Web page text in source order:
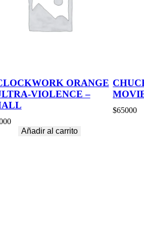
ORANGE
VIOLENCE –
Añadir al carrito
$65000